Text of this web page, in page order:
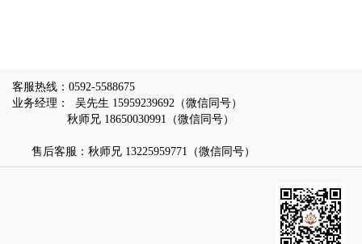
客服热线： 0592-5588675
业务经理： 吴先生 15959239692 （微信同号）
秋师兄 18650030991 （微信同号）
售后客服：秋师兄 13225959771 （微信同号）